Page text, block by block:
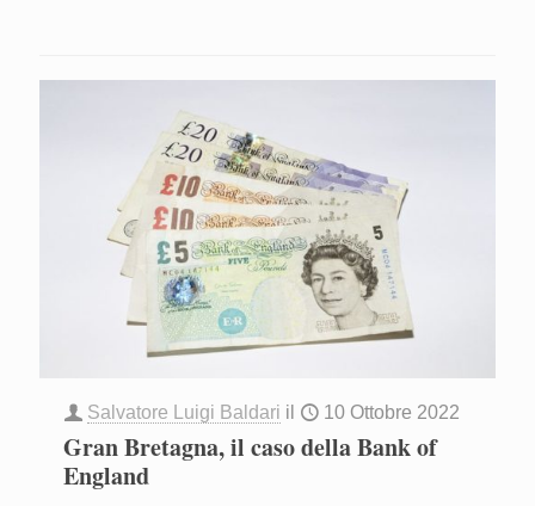
Salvatore Luigi Baldari il 10 Ottobre 2022
Gran Bretagna, il caso della Bank of
England